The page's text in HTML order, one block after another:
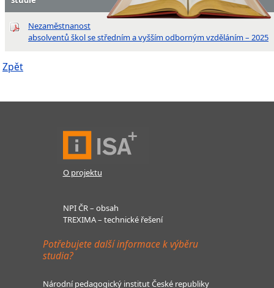
Nezaměstnanost
absolventů škol se středním a vyšším odborným vzděláním – 2025
Zpět
O projektu
NPI ČR – obsah
TREXIMA – technické řešení
Potřebujete další informace k výběru
studia?
Národní pedagogický institut České republiky